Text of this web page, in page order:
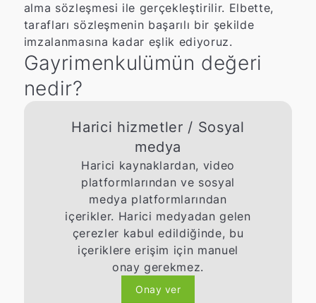
alma sözleşmesi ile gerçekleştirilir. Elbette,
tarafları sözleşmenin başarılı bir şekilde
imzalanmasına kadar eşlik ediyoruz.
Gayrimenkulümün değeri
nedir?
Harici hizmetler / Sosyal
medya
Harici kaynaklardan, video
platformlarından ve sosyal
medya platformlarından
içerikler. Harici medyadan gelen
çerezler kabul edildiğinde, bu
içeriklere erişim için manuel
onay gerekmez.
Onay ver